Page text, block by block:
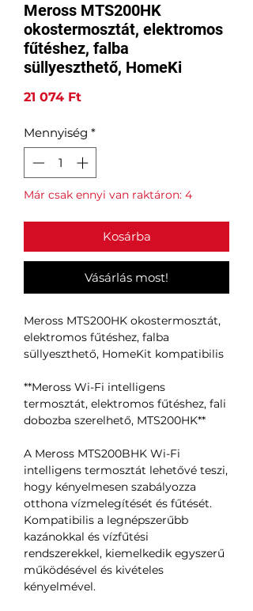
Meross MTS200HK
okostermosztát, elektromos
fűtéshez, falba
süllyeszthető, HomeKi
21 074 FtÁr
Mennyiség *
Már csak ennyi van raktáron: 4
Kosárba
Vásárlás most!
Meross MTS200HK okostermosztát,
elektromos fűtéshez, falba
süllyeszthető, HomeKit kompatibilis
**Meross Wi-Fi intelligens
termosztát, elektromos fűtéshez, fali
dobozba szerelhető, MTS200HK**
A Meross MTS200BHK Wi-Fi
intelligens termosztát lehetővé teszi,
hogy kényelmesen szabályozza
otthona vízmelegítését és fűtését.
Kompatibilis a legnépszerűbb
kazánokkal és vízfűtési
rendszerekkel, kiemelkedik egyszerű
működésével és kivételes
kényelmével.